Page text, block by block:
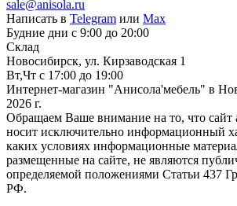
sale@anisola.ru
Написать в Telegram или Max
Будние дни с 9:00 до 20:00
Склад
Новосибирск, ул. Кирзаводская 1
Вт,Чт с 17:00 до 19:00
Интернет-магазин "Анисола'мебель" в
2026 г.
Обращаем Ваше внимание на то, что сайт
носит исключительно информационный
каких условиях информационные
размещенные на сайте, не являются
определяемой положениями Статьи 437
РФ.